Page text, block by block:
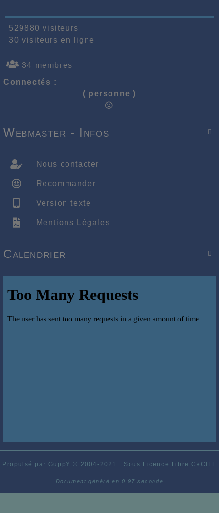
529880 visiteurs
30 visiteurs en ligne
34 membres
Connectés :
( personne )

Webmaster - Infos
Nous contacter
Recommander
Version texte
Mentions Légales

Calendrier
Propulsé par GuppY© 2004-2021 Sous Licence Libre CeCILL
Document généré en 0.97 seconde